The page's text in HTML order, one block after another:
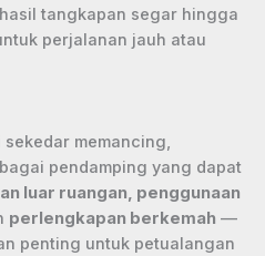
tangkapan segar hingga
perjalanan jauh atau
memancing,
pendamping yang dapat
luar ruangan, penggunaan
perlengkapan berkemah —
penting untuk petualangan